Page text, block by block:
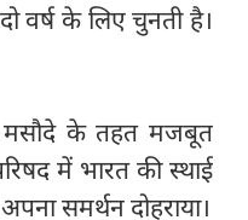
वर्ष के लिए चुनती है।
मसौदे के तहत मजबूत
में भारत की स्थाई
समर्थन दोहराया।